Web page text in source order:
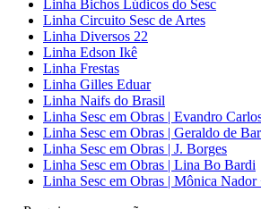
Linha Bichos Lúdicos do Sesc
Linha Circuito Sesc de Artes
Linha Diversos 22
Linha Edson Ikê
Linha Frestas
Linha Gilles Eduar
Linha Naifs do Brasil
Linha Sesc em Obras | Evandro
Linha Sesc em Obras | Geraldo de
Linha Sesc em Obras | J. Borges
Linha Sesc em Obras | Lina Bo Bardi
Linha Sesc em Obras | Mônica